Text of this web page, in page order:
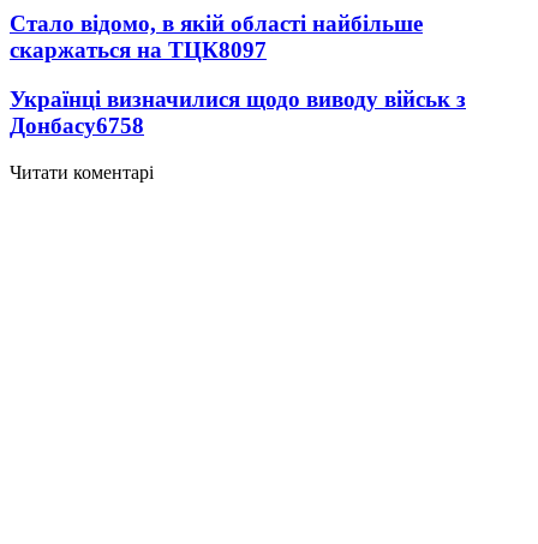
Стало відомо, в якій області найбільше
скаржаться на ТЦК8097
Українці визначилися щодо виводу військ з
Донбасу6758
Читати коментарі